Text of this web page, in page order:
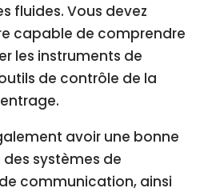
fluides. Vous devez
capable de comprendre
les instruments de
de contrôle de la
avoir une bonne
systèmes de
communication, ainsi